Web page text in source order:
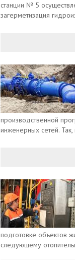
станции № 5
загерметизация
производственной
инженерных сетей.
подготовке объектов
следующему